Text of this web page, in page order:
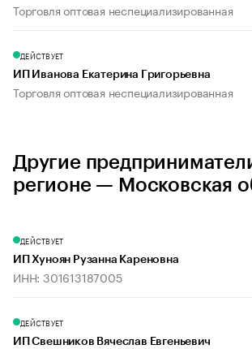
Торговля оптовая неспециализированная
ДЕЙСТВУЕТ
ИП Иванова Екатерина Григорьевна
Торговля оптовая неспециализированная
Другие
регионе — Московская
ДЕЙСТВУЕТ
ИП Хуноян Рузанна Кареновна
ИНН: 301613187005
ДЕЙСТВУЕТ
ИП Свешников Вячеслав Евгеньевич